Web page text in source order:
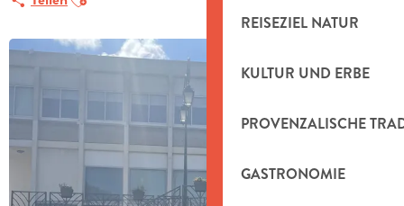
REISEZIEL NATUR
KULTUR UND ERBE
PROVENZALISCHE
GASTRONOMIE